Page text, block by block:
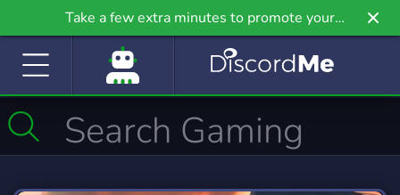
Take a few extra minutes to promote your
community even further on Griv.io, our newest